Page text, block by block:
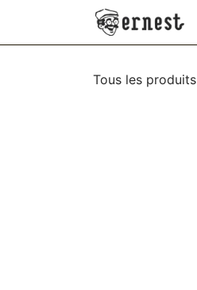
SE RENDRE AU CONTENU
Tous les produits